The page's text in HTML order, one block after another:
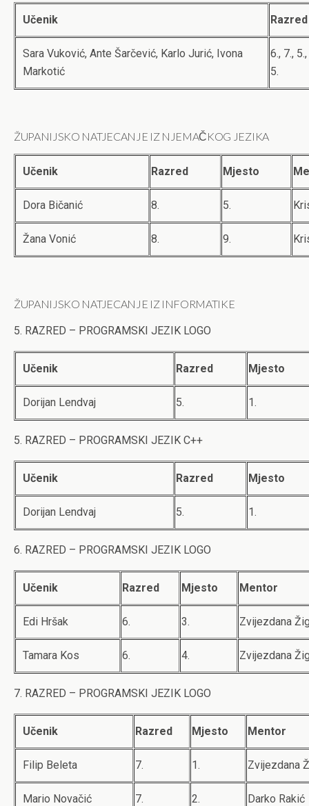
Učenik Razred
Sara Vuković, Ante Šarčević, Karlo Jurić, Ivona
Markotić
6., 7., 5.,
5.
ŽUPANIJSKO NATJECANJE IZ NJEMAČKOG JEZIKA
Učenik Razred Mjesto
Dora Bičanić 8. 5.
Žana Vonić 8. 9.
ŽUPANIJSKO NATJECANJE IZ INFORMATIKE
5. RAZRED – PROGRAMSKI JEZIK LOGO
Učenik Razred Mjesto
Dorijan Lendvaj 5. 1.
5. RAZRED – PROGRAMSKI JEZIK C++
Učenik Razred Mjesto
Dorijan Lendvaj 5. 1.
6. RAZRED – PROGRAMSKI JEZIK LOGO
Učenik Razred Mjesto Mentor
Edi Hršak 6. 3. Zvijezdana
Tamara Kos 6. 4. Zvijezdana
7. RAZRED – PROGRAMSKI JEZIK LOGO
Učenik Razred Mjesto Mentor
Filip Beleta 7. 1. Zvijezdana
Mario Novačić 7. 2. Darko Rakić